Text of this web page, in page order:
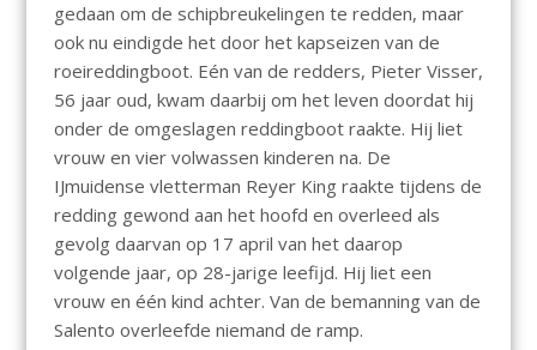
gedaan om de schipbreukelingen te redden, maar
ook nu eindigde het door het kapseizen van de
roeireddingboot. Eén van de redders, Pieter Visser,
56 jaar oud, kwam daarbij om het leven doordat hij
onder de omgeslagen reddingboot raakte. Hij liet
vrouw en vier volwassen kinderen na. De
IJmuidense vletterman Reyer King raakte tijdens de
redding gewond aan het hoofd en overleed als
gevolg daarvan op 17 april van het daarop
volgende jaar, op 28-jarige leefijd. Hij liet een
vrouw en één kind achter. Van de bemanning van de
Salento overleefde niemand de ramp.